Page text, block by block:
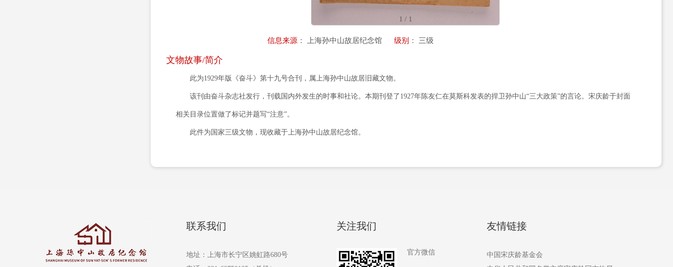
1 / 1
信息来源： 上海孙中山故居纪念馆 级别 ： 三级
文物故事/简介
此为1929年版《奋斗》第十九号合刊，属上海孙中山故居旧藏文物。
该刊由奋斗杂志社发行，刊载国内外发生的时事和社论。本期刊登了1927年陈友仁在莫斯科发表的捍卫孙中山“三大政策”的言论。宋庆龄于封面
相关目录位置做了标记并题写“注意”。
此件为国家三级文物，现收藏于上海孙中山故居纪念馆。
联系我们
地址：上海市长宁区姚虹路680号
关注我们
官方微信
友情链接
中国宋庆龄基金会